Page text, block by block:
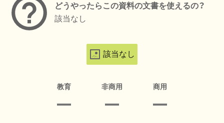
どうやったらこの資料の文書を使えるの？
該当なし
該当なし
教育 非商用 商用